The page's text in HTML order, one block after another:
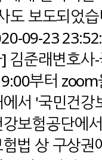
도 보도되었
09-23
김준래변호
부터
서 '국민건
보험공단에
법 상 구상